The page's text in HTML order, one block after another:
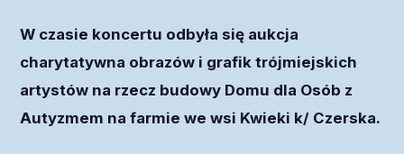
W czasie koncertu odbyła się aukcja
charytatywna obrazów i grafik trójmiejskich
artystów na rzecz budowy Domu dla Osób z
Autyzmem na farmie we wsi Kwieki k/ Czerska.